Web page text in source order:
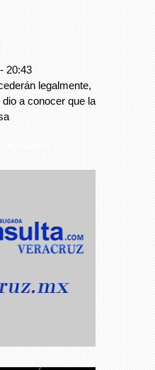
20:43
legalmente,
a conocer que la